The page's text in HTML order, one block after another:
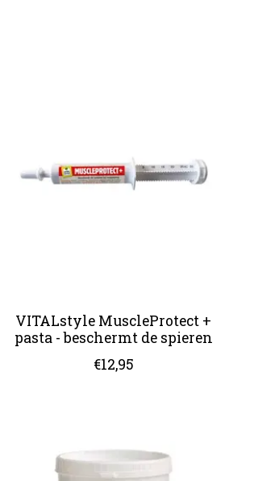
VITALstyle MuscleProtect +
pasta - beschermt de spieren
€12,95